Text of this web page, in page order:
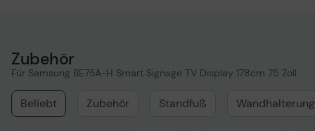
Zubehör
Für Samsung BE75A-H Smart Signage TV Display 178cm 75 Zoll
Beliebt Zubehör Standfuß Wandhalterung